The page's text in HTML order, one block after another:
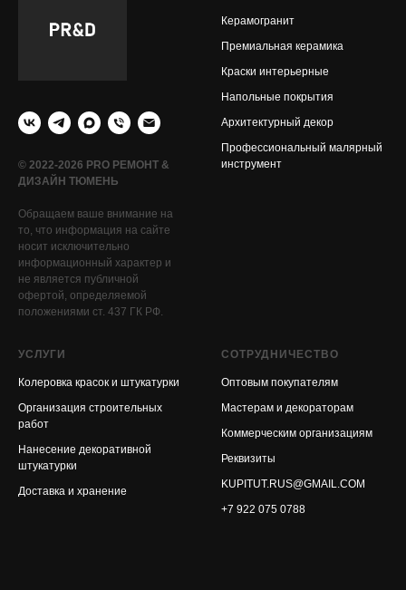
© 2022-2026 PRO РЕМОНТ &
ДИЗАЙН ТЮМЕНЬ
Обращаем ваше внимание на
то, что информация на сайте
носит исключительно
информационный характер и
не является публичной
офертой, определяемой
положениями ст. 437 ГК РФ.
Керамогранит
Премиальная керамика
Краски интерьерные
Напольные покрытия
Архитектурный декор
Профессиональный малярный
инструмент
УСЛУГИ
Колеровка красок и штукатурки
Организация строительных
работ
Нанесение декоративной
штукатурки
Доставка и хранение
СОТРУДНИЧЕСТВО
Оптовым покупателям
Мастерам и декораторам
Коммерческим организациям
Реквизиты
KUPITUT.RUS@GMAIL.COM
+7 922 075 0788